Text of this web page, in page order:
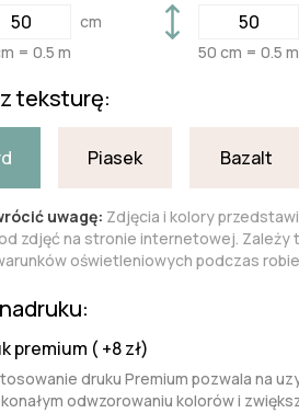
cm
= 0.5 m
50 cm = 0.5 m
teksturę:
Piasek Bazalt
uwagę: Zdjęcia i kolory
zdjęć na stronie internetowej.
oświetleniowych podczas
premium ( +8zł)
druku Premium pozwala na
odwzorowaniu kolorów i